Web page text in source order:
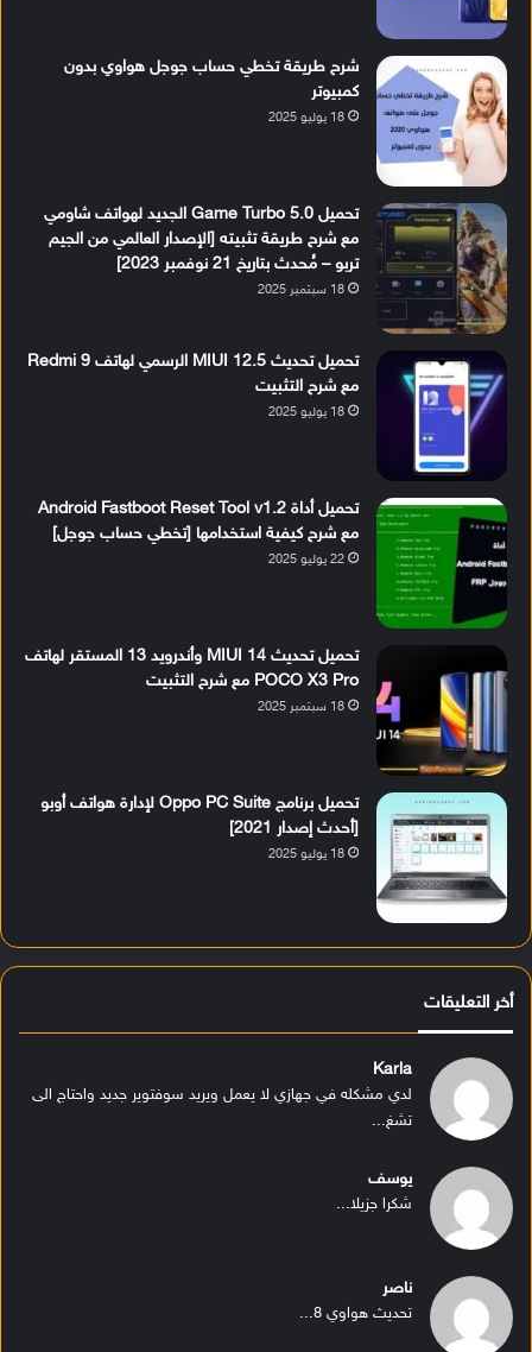
شرح طريقة تخطي حساب جوجل هواوي بدون
كمبيوتر
18 يوليو 2025
تحميل Game Turbo 5.0 الجديد لهواتف شاومي
مع شرح طريقة تثبيته [الإصدار العالمي من الجيم
تربو – مُحدث بتاريخ 21 نوفمبر 2023]
18 سبتمبر 2025
تحميل تحديث MIUI 12.5 الرسمي لهاتف Redmi 9
مع شرح التثبيت
18 يوليو 2025
تحميل أداة Android Fastboot Reset Tool v1.2
مع شرح كيفية استخدامها [تخطي حساب جوجل]
22 يوليو 2025
تحميل تحديث MIUI 14 وأندرويد 13 المستقر لهاتف
POCO X3 Pro مع شرح التثبيت
18 سبتمبر 2025
تحميل برنامج Oppo PC Suite لإدارة هواتف أوبو
[أحدث إصدار 2021]
18 يوليو 2025
أخر التعليقات
Karla
لدي مشكله في جهازي لا يعمل ويريد سوفتوير جديد واحتاج الى
تشغ...
يوسف
شكرا جزيلا...
ناصر
تحديث هواوي 8...